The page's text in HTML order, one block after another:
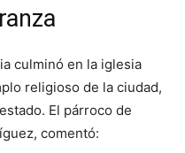
culminó en la iglesia
religioso de la ciudad,
El párroco de
comentó: